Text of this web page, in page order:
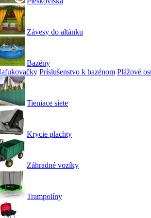
Závesy do altánku
Bazény
Príslušenstvo k bazénom Plážové
Tieniace siete
Krycie plachty
Záhradné vozíky
Trampolíny